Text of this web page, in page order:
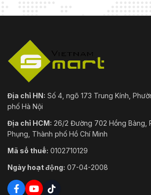
Địa chỉ HN: Số 4, ngõ 173 Trung Kính,
phố Hà Nội
Địa chỉ HCM: 26/2 Đường 702 Hồng Bàng,
Phụng, Thành phố Hồ Chí Minh
Mã số thuế: 0102710129
Ngày hoạt động: 07-04-2008